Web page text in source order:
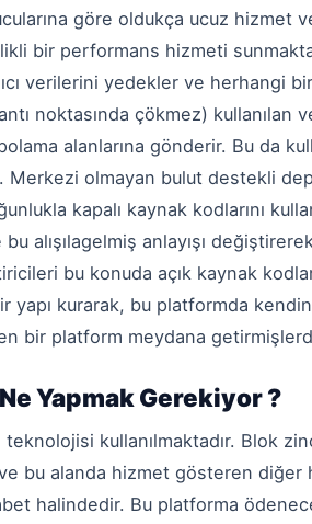
göre oldukça ucuz hizmet
bir performans hizmeti
verilerini yedekler ve herhangi
noktasında çökmez) kullanılan
alanlarına gönderir. Bu da
Merkezi olmayan bulut destekli
kapalı kaynak kodlarını
alışılagelmiş anlayışı
bu konuda açık kaynak
kurarak, bu platformda
bir platform meydana
Yapmak Gerekiyor ?
kullanılmaktadır. Blok
bu alanda hizmet gösteren diğer
halindedir. Bu platforma